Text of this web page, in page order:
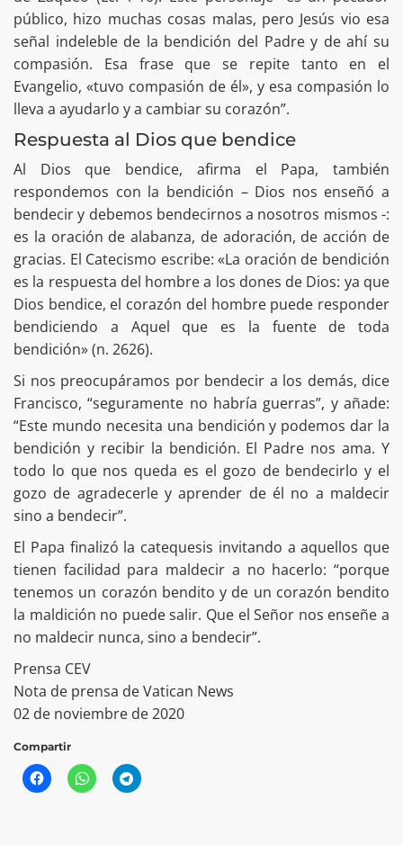
público, hizo muchas cosas malas, pero Jesús vio esa
señal indeleble de la bendición del Padre y de ahí su
compasión. Esa frase que se repite tanto en el
Evangelio, «tuvo compasión de él», y esa compasión lo
lleva a ayudarlo y a cambiar su corazón”.
Respuesta al Dios que bendice
Al Dios que bendice, afirma el Papa, también
respondemos con la bendición – Dios nos enseñó a
bendecir y debemos bendecirnos a nosotros mismos -:
es la oración de alabanza, de adoración, de acción de
gracias. El Catecismo escribe: «La oración de bendición
es la respuesta del hombre a los dones de Dios: ya que
Dios bendice, el corazón del hombre puede responder
bendiciendo a Aquel que es la fuente de toda
bendición» (n. 2626).
Si nos preocupáramos por bendecir a los demás, dice
Francisco, “seguramente no habría guerras”, y añade:
“Este mundo necesita una bendición y podemos dar la
bendición y recibir la bendición. El Padre nos ama. Y
todo lo que nos queda es el gozo de bendecirlo y el
gozo de agradecerle y aprender de él no a maldecir
sino a bendecir”.
El Papa finalizó la catequesis invitando a aquellos que
tienen facilidad para maldecir a no hacerlo: “porque
tenemos un corazón bendito y de un corazón bendito
la maldición no puede salir. Que el Señor nos enseñe a
no maldecir nunca, sino a bendecir”.
Prensa CEV
Nota de prensa de Vatican News
02 de noviembre de 2020
Compartir